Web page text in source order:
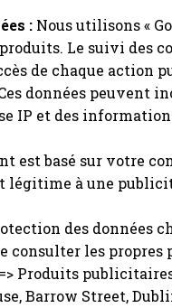
: Nous utilisons «
Le suivi des
de chaque action
données peuvent
IP et des
est basé sur votre
légitime à une
des données
consulter les propres
Produits
Barrow Street,